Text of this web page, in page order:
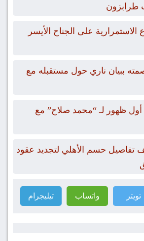
طرابزون
الاستمرارية على الجناح الأيسر
ببيان ناري حول مستقبله مع
ظهور لـ “محمد صلاح” مع
تفاصيل حسم الأهلي لتجديد عقود
تويتر واتساب تيليجرام